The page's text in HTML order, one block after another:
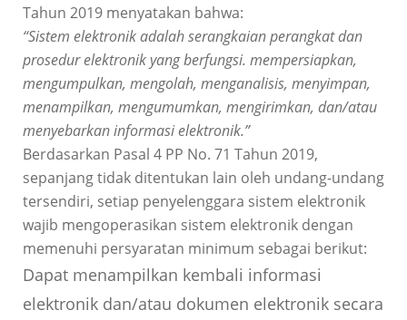
Tahun 2019 menyatakan bahwa:
“Sistem elektronik adalah serangkaian perangkat dan
prosedur elektronik yang berfungsi. mempersiapkan,
mengumpulkan, mengolah, menganalisis, menyimpan,
menampilkan, mengumumkan, mengirimkan, dan/atau
menyebarkan informasi elektronik.”
Berdasarkan Pasal 4 PP No. 71 Tahun 2019,
sepanjang tidak ditentukan lain oleh undang-undang
tersendiri, setiap penyelenggara sistem elektronik
wajib mengoperasikan sistem elektronik dengan
memenuhi persyaratan minimum sebagai berikut:
Dapat menampilkan kembali informasi
elektronik dan/atau dokumen elektronik secara